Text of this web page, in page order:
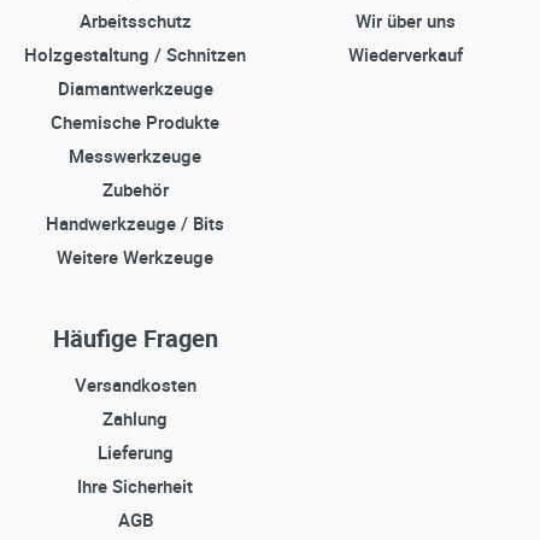
Arbeitsschutz
Holzgestaltung / Schnitzen
Diamantwerkzeuge
Chemische Produkte
Messwerkzeuge
Zubehör
Handwerkzeuge / Bits
Weitere Werkzeuge
Wir über uns
Wiederverkauf
Häufige Fragen
Versandkosten
Zahlung
Lieferung
Ihre Sicherheit
AGB